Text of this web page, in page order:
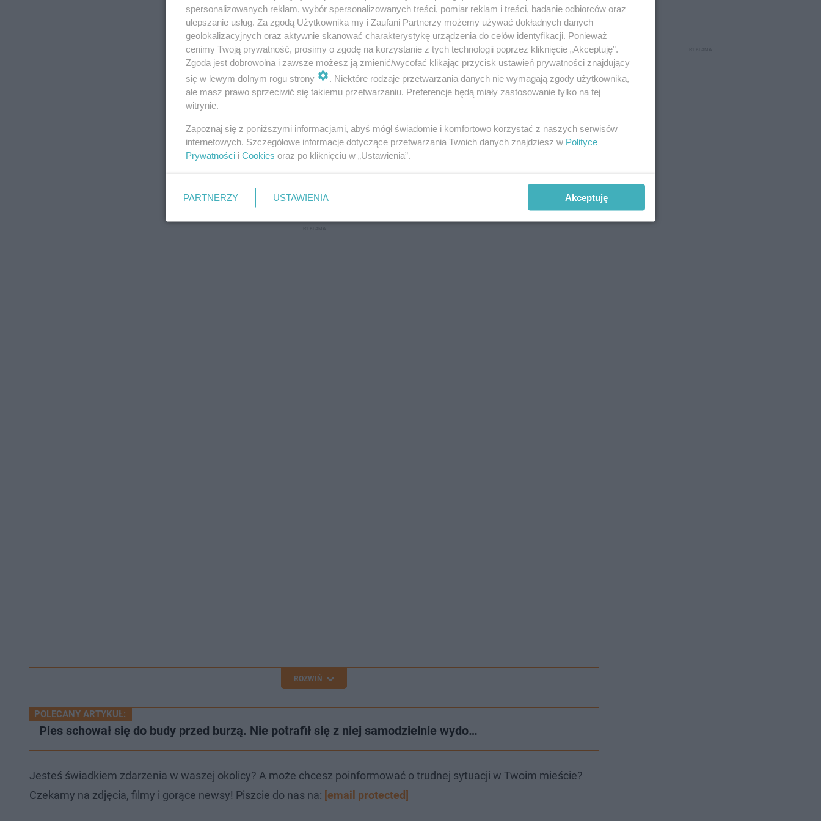
Pozostaje czekać… Nie ma pewności czy inkubacja przebiegnie
prawidłowo, ale wiemy że warto i wykorzystamy całe zdobyte
przez lata doświadczenie i pomoc z zewnątrz by zrobić
wszystko co w naszej mocy. Wiemy również, że zabranie jaj było
pewnego rodzaju ingerencją, jednak musimy pamiętać też o
jednym. Samiec zginął z winy człowieka, linie energetyczne nie
są naturalnym czynnikiem. Uważamy, że w takiej sytuacji należy
się tym bocianom pomoc, którą zaoferowaliśmy
Dzikich Zwierząt „Avi”.
ROZWIŃ
POLECANY ARTYKUŁ:
Pies schował się do budy przed burzą. Nie potrafił się z niej samodzielnie wydo…
Jesteś świadkiem zdarzenia w waszej okolicy? A może chcesz poinformować o trudnej sytuacji w Twoim mieście?
Czekamy na zdjęcia, filmy i gorące newsy! Piszcie do nas na: [email protected]
spersonalizowanych reklam, wybór spersonalizowanych treści, pomiar reklam i treści, badanie odbiorców oraz
ulepszanie usług. Za zgodą Użytkownika my i Zaufani Partnerzy możemy używać dokładnych danych
geolokalizacyjnych oraz aktywnie skanować charakterystykę urządzenia do celów identyfikacji. Ponieważ
cenimy Twoją prywatność, prosimy o zgodę na korzystanie z tych technologii poprzez kliknięcie „Akceptuję”.
Zgoda jest dobrowolna i zawsze możesz ją zmienić/wycofać klikając przycisk ustawień prywatności znajdujący
się w lewym dolnym rogu strony
. Niektóre rodzaje przetwarzania danych nie wymagają zgody użytkownika,
ale masz prawo sprzeciwić się takiemu przetwarzaniu. Preferencje będą miały zastosowanie tylko na tej
witrynie.
Zapoznaj się z poniższymi informacjami, abyś mógł świadomie i komfortowo korzystać z naszych serwisów
internetowych. Szczegółowe informacje dotyczące przetwarzania Twoich danych znajdziesz w Polityce
Prywatności i Cookies oraz po kliknięciu w „Ustawienia”.
PARTNERZY USTAWIENIA Akceptuję